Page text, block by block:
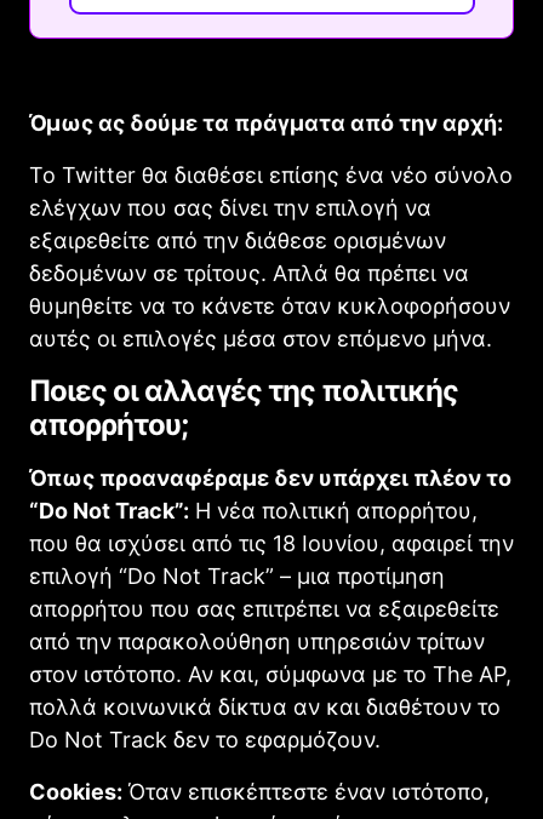
Όμως ας δούμε τα πράγματα από την αρχή:
Το Twitter θα διαθέσει επίσης ένα νέο σύνολο
ελέγχων που σας δίνει την επιλογή να
εξαιρεθείτε από την διάθεσε ορισμένων
δεδομένων σε τρίτους. Απλά θα πρέπει να
θυμηθείτε να το κάνετε όταν κυκλοφορήσουν
αυτές οι επιλογές μέσα στον επόμενο μήνα.
Ποιες οι αλλαγές της πολιτικής
απορρήτου;
Όπως προαναφέραμε δεν υπάρχει πλέον το
“Do Not Track”: Η νέα πολιτική απορρήτου,
που θα ισχύσει από τις 18 Ιουνίου, αφαιρεί την
επιλογή “Do Not Track” – μια προτίμηση
απορρήτου που σας επιτρέπει να εξαιρεθείτε
από την παρακολούθηση υπηρεσιών τρίτων
στον ιστότοπο. Αν και, σύμφωνα με το The AP,
πολλά κοινωνικά δίκτυα αν και διαθέτουν το
Do Not Track δεν το εφαρμόζουν.
Cookies: Όταν επισκέπτεστε έναν ιστότοπο,